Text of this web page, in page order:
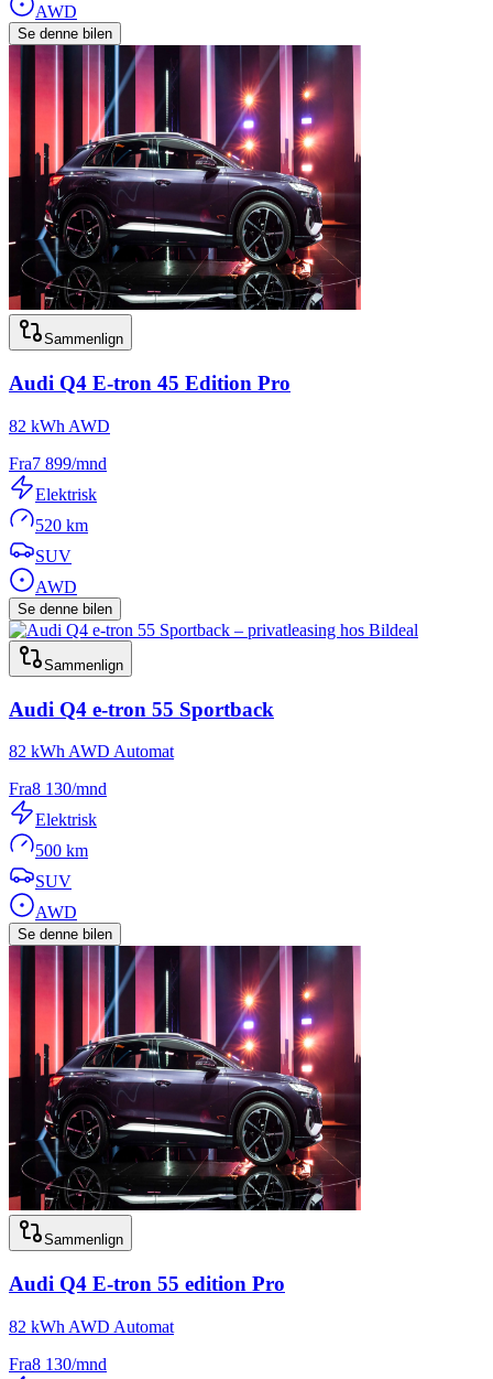
AWD
Se denne bilen
Sammenlign
Audi Q4 E-tron 45 Edition Pro
82 kWh AWD
Fra7 899/mnd
Elektrisk
520 km
SUV
AWD
Se denne bilen
Sammenlign
Audi Q4 e-tron 55 Sportback
82 kWh AWD Automat
Fra8 130/mnd
Elektrisk
500 km
SUV
AWD
Se denne bilen
Sammenlign
Audi Q4 E-tron 55 edition Pro
82 kWh AWD Automat
Fra8 130/mnd